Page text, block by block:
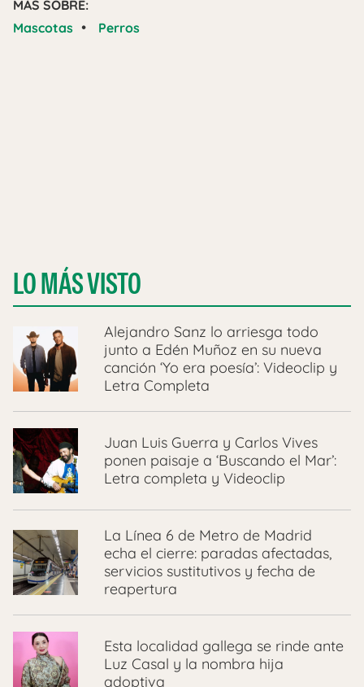
MÁS SOBRE:
Mascotas • Perros
LO MÁS VISTO
Alejandro Sanz lo arriesga todo
junto a Edén Muñoz en su nueva
canción ‘Yo era poesía’: Videoclip y
Letra Completa
Juan Luis Guerra y Carlos Vives
ponen paisaje a ‘Buscando el Mar’:
Letra completa y Videoclip
La Línea 6 de Metro de Madrid
echa el cierre: paradas afectadas,
servicios sustitutivos y fecha de
reapertura
Esta localidad gallega se rinde ante
Luz Casal y la nombra hija
adoptiva